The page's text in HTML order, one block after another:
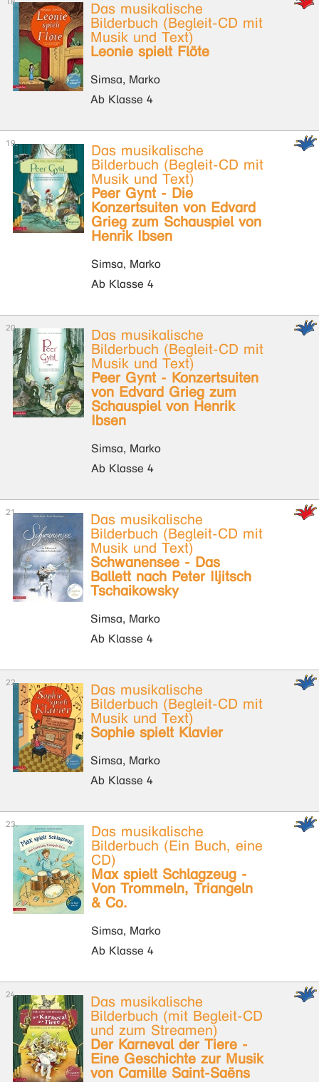
Das musikalische
Bilderbuch (Begleit-CD mit
Musik und Text)
Leonie spielt Flöte
Simsa, Marko
Ab Klasse 4
Das musikalische
Bilderbuch (Begleit-CD mit
Musik und Text)
Peer Gynt - Die
Konzertsuiten von Edvard
Grieg zum Schauspiel von
Henrik Ibsen
Simsa, Marko
Ab Klasse 4
Das musikalische
Bilderbuch (Begleit-CD mit
Musik und Text)
Peer Gynt - Konzertsuiten
von Edvard Grieg zum
Schauspiel von Henrik
Ibsen
Simsa, Marko
Ab Klasse 4
Das musikalische
Bilderbuch (Begleit-CD mit
Musik und Text)
Schwanensee - Das
Ballett nach Peter Iljitsch
Tschaikowsky
Simsa, Marko
Ab Klasse 4
Das musikalische
Bilderbuch (Begleit-CD mit
Musik und Text)
Sophie spielt Klavier
Simsa, Marko
Ab Klasse 4
Das musikalische
Bilderbuch (Ein Buch, eine
CD)
Max spielt Schlagzeug -
Von Trommeln, Triangeln
& Co.
Simsa, Marko
Ab Klasse 4
Das musikalische
Bilderbuch (mit Begleit-CD
und zum Streamen)
Der Karneval der Tiere -
Eine Geschichte zur Musik
von Camille Saint-Saëns